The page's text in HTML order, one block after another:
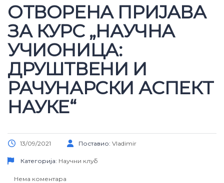
ОТВОРЕНА ПРИЈАВА
ЗА КУРС „НАУЧНА
УЧИОНИЦА:
ДРУШТВЕНИ И
РАЧУНАРСКИ АСПЕКТ
НАУКЕ“
13/09/2021 Поставио: Vladimir
Категорија: Научни клуб
Нема коментара